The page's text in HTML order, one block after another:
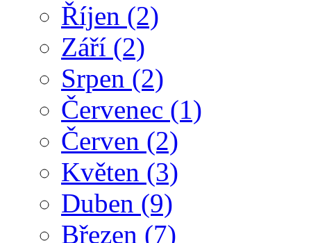
Říjen (2)
Září (2)
Srpen (2)
Červenec (1)
Červen (2)
Květen (3)
Duben (9)
Březen (7)